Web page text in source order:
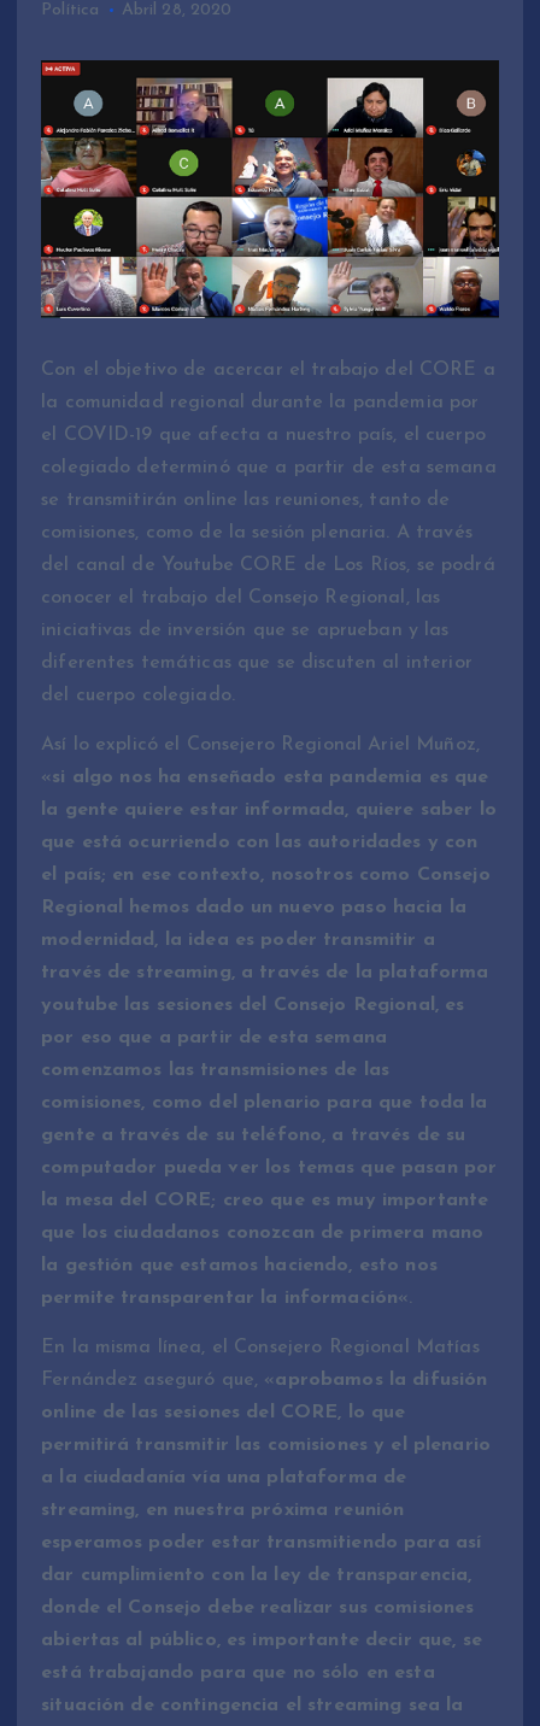
Política Abril 28, 2020
Con el objetivo de acercar el trabajo del CORE a
la comunidad regional durante la pandemia por
el COVID-19 que afecta a nuestro país, el cuerpo
colegiado determinó que a partir de esta semana
se transmitirán online las reuniones, tanto de
comisiones, como de la sesión plenaria. A través
del canal de Youtube CORE de Los Ríos, se podrá
conocer el trabajo del Consejo Regional, las
iniciativas de inversión que se aprueban y las
diferentes temáticas que se discuten al interior
del cuerpo colegiado.
Así lo explicó el Consejero Regional Ariel Muñoz,
«si algo nos ha enseñado esta pandemia es que
la gente quiere estar informada, quiere saber lo
que está ocurriendo con las autoridades y con
el país; en ese contexto, nosotros como Consejo
Regional hemos dado un nuevo paso hacia la
modernidad, la idea es poder transmitir a
través de streaming, a través de la plataforma
youtube las sesiones del Consejo Regional, es
por eso que a partir de esta semana
comenzamos las transmisiones de las
comisiones, como del plenario para que toda la
gente a través de su teléfono, a través de su
computador pueda ver los temas que pasan por
la mesa del CORE; creo que es muy importante
que los ciudadanos conozcan de primera mano
la gestión que estamos haciendo, esto nos
permite transparentar la información«.
En la misma línea, el Consejero Regional Matías
Fernández aseguró que, «aprobamos la difusión
online de las sesiones del CORE, lo que
permitirá transmitir las comisiones y el plenario
a la ciudadanía vía una plataforma de
streaming, en nuestra próxima reunión
esperamos poder estar transmitiendo para así
dar cumplimiento con la ley de transparencia,
donde el Consejo debe realizar sus comisiones
abiertas al público, es importante decir que, se
está trabajando para que no sólo en esta
situación de contingencia el streaming sea la